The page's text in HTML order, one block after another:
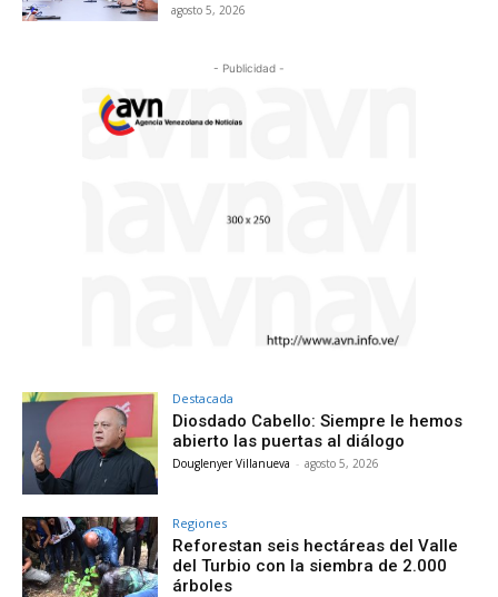
agosto 5, 2026
- Publicidad -
Destacada
Diosdado Cabello: Siempre le hemos
abierto las puertas al diálogo
Douglenyer Villanueva - agosto 5, 2026
Regiones
Reforestan seis hectáreas del Valle
del Turbio con la siembra de 2.000
árboles